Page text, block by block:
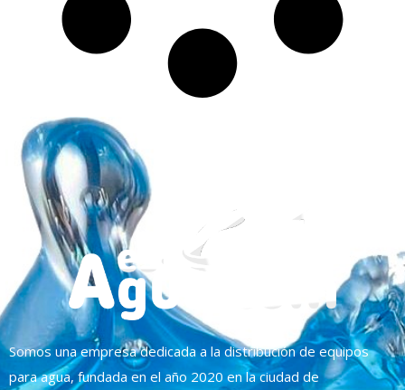
Somos una empresa dedicada a la distribución de equipos
para agua, fundada en el año 2020 en la ciudad de